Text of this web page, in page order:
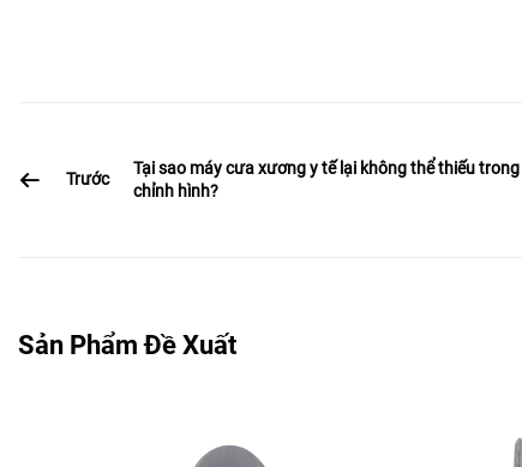
Trước
Tại sao máy cưa xương y tế lại không thể thiếu trong
chỉnh hình?
Sản Phẩm Đề Xuất